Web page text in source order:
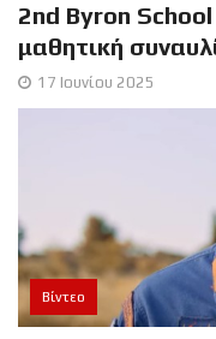
2nd Byron
μαθητική
17 Ιουνίου 2025
Βίντεο